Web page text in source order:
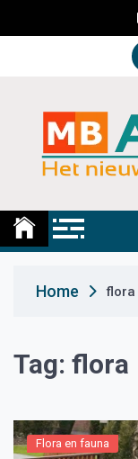
e
t
Home flora
Tag: flora
Flora en fauna